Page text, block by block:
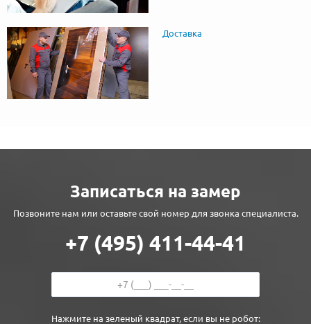
Доставка
Записаться на замер
Позвоните нам или оставьте свой номер для звонка специалиста.
+7 (495) 411-44-41
Нажмите на зеленый квадрат, если вы не робот: